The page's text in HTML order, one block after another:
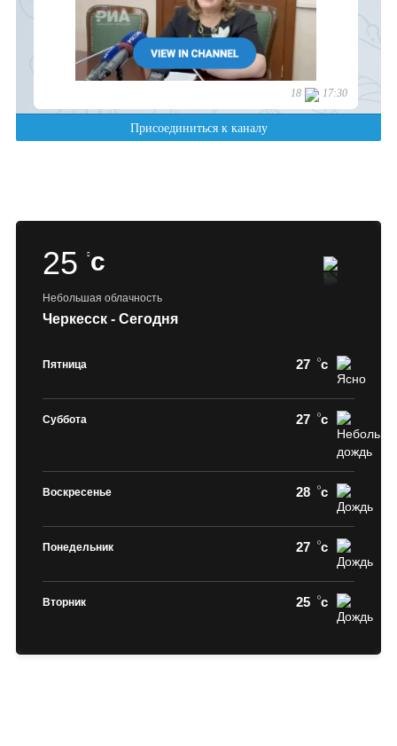
25 c
Небольшая облачность
Черкесск - Сегодня
Пятница 27 c
Суббота 27 c
Воскресенье 28 c
Понедельник 27 c
Вторник 25 c